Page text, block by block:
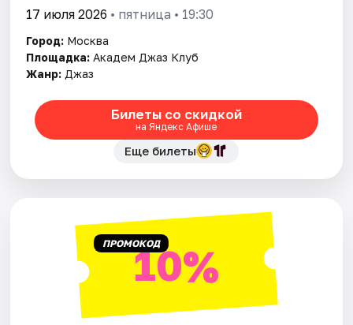
Артисты
Рейтинги
17 июля 2026 • пятница • 19:30
Город: Москва
Площадка: Академ Джаз Клуб
Жанр: Джаз
Билеты со скидкой
на Яндекс Афише
Еще билеты
ПРОМОКОД10%